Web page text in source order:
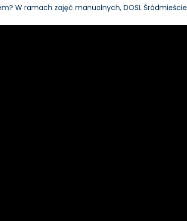
W ramach zajęć manualnych, DOSL Śródmieście